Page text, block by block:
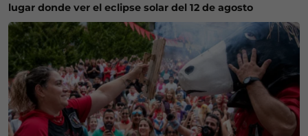
lugar donde ver el eclipse solar del 12 de agosto